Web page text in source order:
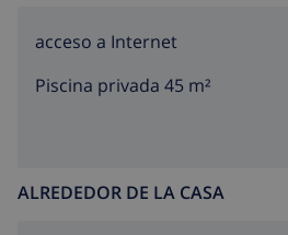
acceso a Internet
Piscina privada 45 m²
ALREDEDOR DE LA CASA